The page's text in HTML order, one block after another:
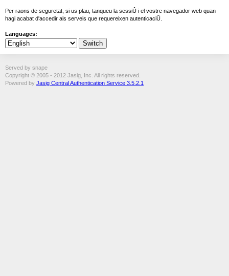
Per raons de seguretat, si us plau, tanqueu la sessiÛ i el vostre navegador web quan
hagi acabat d'accedir als serveis que requereixen autenticaciÛ.
Languages:
Served by snape
Copyright © 2005 - 2012 Jasig, Inc. All rights reserved.
Powered by Jasig Central Authentication Service 3.5.2.1